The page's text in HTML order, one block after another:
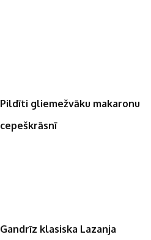
Pildīti gliemežvāku makaronu
cepeškrāsnī
Gandrīz klasiska Lazanja